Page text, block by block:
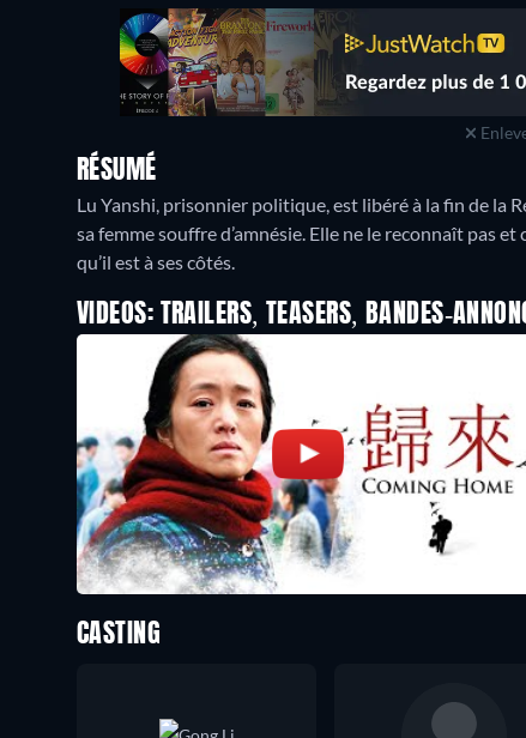
RÉSUMÉ
Lu Yanshi, prisonnier politique, est libéré à la fin de la
sa femme souffre d’amnésie. Elle ne le reconnaît pas
qu’il est à ses côtés.
VIDEOS: TRAILERS, TEASERS, BANDES-
CASTING